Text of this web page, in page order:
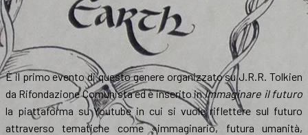
È il primo evento di questo genere organizzato su J.R.R. Tolkien
da Rifondazione Comunista ed è inserito inImmaginare il futuro
la piattaforma su Youtube in cui si vuole riflettere sul futuro
attraverso tematiche come «immaginario, futura umanità,